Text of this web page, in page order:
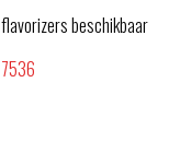
beschikbaar
7536